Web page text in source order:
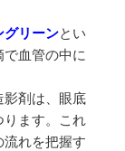
グリーンとい
血管の中に
影剤は、眼底
ります。これ
流れを把握す